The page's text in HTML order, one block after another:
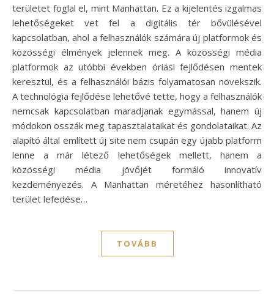
területet foglal el, mint Manhattan. Ez a kijelentés izgalmas
lehetőségeket vet fel a digitális tér bővülésével
kapcsolatban, ahol a felhasználók számára új platformok és
közösségi élmények jelennek meg. A közösségi média
platformok az utóbbi években óriási fejlődésen mentek
keresztül, és a felhasználói bázis folyamatosan növekszik.
A technológia fejlődése lehetővé tette, hogy a felhasználók
nemcsak kapcsolatban maradjanak egymással, hanem új
módokon osszák meg tapasztalataikat és gondolataikat. Az
alapító által említett új site nem csupán egy újabb platform
lenne a már létező lehetőségek mellett, hanem a
közösségi média jövőjét formáló innovatív
kezdeményezés. A Manhattan méretéhez hasonlítható
terület lefedése…
TOVÁBB